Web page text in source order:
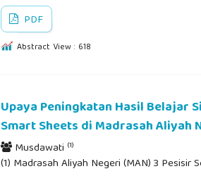
PDF
Abstract View : 618
Upaya Peningkatan Hasil Belajar
Smart Sheets di Madrasah Aliyah
Musdawati (1)
(1) Madrasah Aliyah Negeri (MAN) 3 Pesisir